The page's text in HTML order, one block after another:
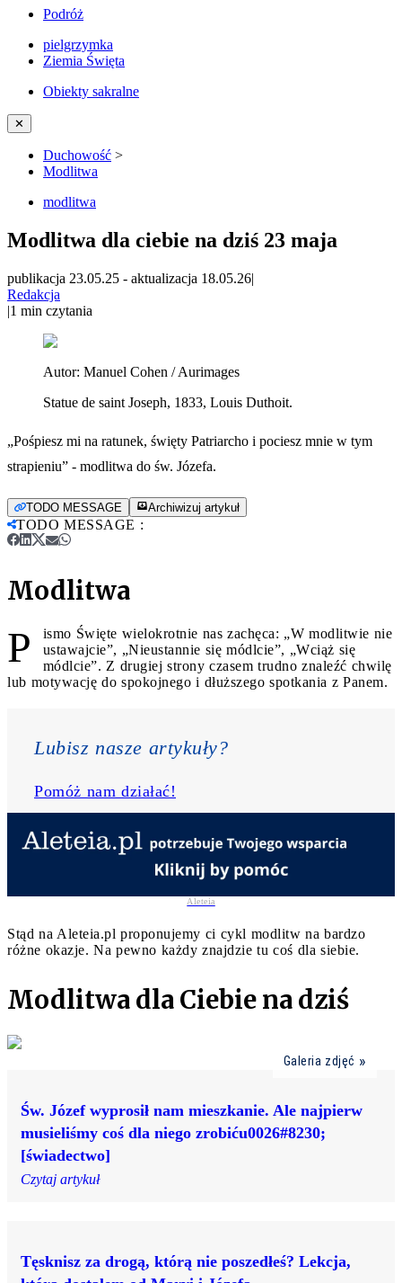
Podróż
pielgrzymka
Ziemia Święta
Obiekty sakralne
✕
Duchowość >
Modlitwa
modlitwa
Modlitwa dla ciebie na dziś 23 maja
publikacja 23.05.25 - aktualizacja 18.05.26|
Redakcja
|1 min czytania
Autor: Manuel Cohen / Aurimages
Statue de saint Joseph, 1833, Louis Duthoit.
„Pośpiesz mi na ratunek, święty Patriarcho i pociesz mnie w tym
strapieniu” - modlitwa do św. Józefa.
TODO MESSAGE Archiwizuj artykuł
TODO MESSAGE :
Modlitwa
P
ismo Święte wielokrotnie nas zachęca: „W modlitwie nie
ustawajcie”, „Nieustannie się módlcie”, „Wciąż się
módlcie”. Z drugiej strony czasem trudno znaleźć chwilę
lub motywację do spokojnego i dłuższego spotkania z Panem.
Lubisz nasze artykuły?
Pomóż nam działać!
Aleteia
Stąd na Aleteia.pl proponujemy ci cykl modlitw na bardzo
różne okazje. Na pewno każdy znajdzie tu coś dla siebie.
Modlitwa dla Ciebie na dziś
Galeria zdjęć
Św. Józef wyprosił nam mieszkanie. Ale najpierw
musieliśmy coś dla niego zrobiću0026#8230;
[świadectwo]
Czytaj artykuł
Tęsknisz za drogą, którą nie poszedłeś? Lekcja,